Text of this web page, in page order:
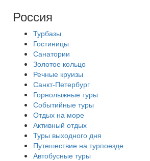
Россия
Турбазы
Гостиницы
Санатории
Золотое кольцо
Речные круизы
Санкт-Петербург
Горнолыжные туры
Событийные туры
Отдых на море
Активный отдых
Туры выходного дня
Путешествие на турпоезде
Автобусные туры